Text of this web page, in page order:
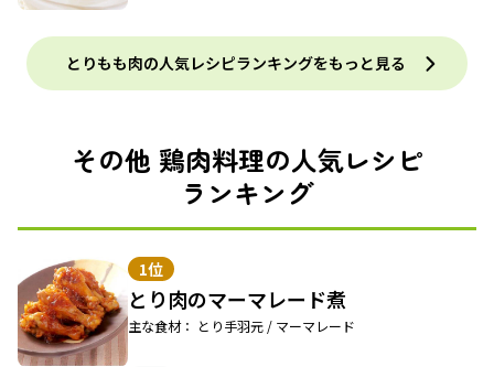
とりもも肉の人気レシピランキングをもっと見る
その他 鶏肉料理の人気レシピ
ランキング
1位
とり肉のマーマレード煮
主な食材： とり手羽元 / マーマレード